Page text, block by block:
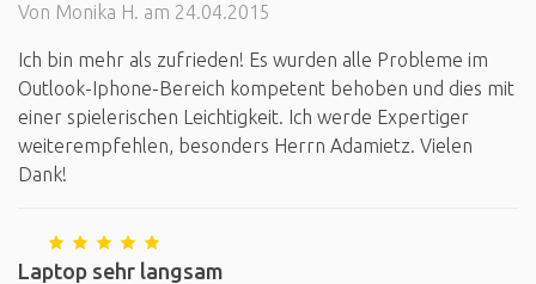
Von Monika H. am 24.04.2015
Ich bin mehr als zufrieden! Es wurden alle Probleme im
Outlook-Iphone-Bereich kompetent behoben und dies mit
einer spielerischen Leichtigkeit. Ich werde Expertiger
weiterempfehlen, besonders Herrn Adamietz. Vielen
Dank!
Laptop sehr langsam